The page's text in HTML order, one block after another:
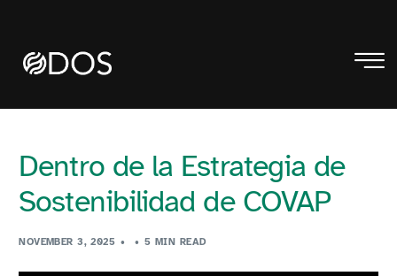
Dentro de la Estrategia de
Sostenibilidad de COVAP
NOVEMBER 3, 2025 5 MIN READ